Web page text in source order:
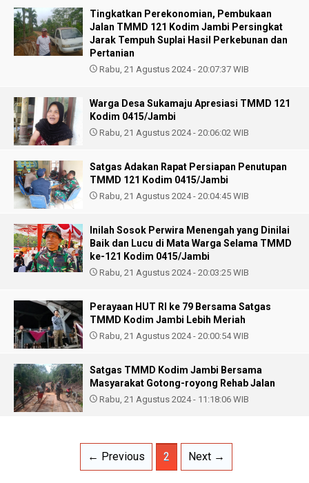
Tingkatkan Perekonomian, Pembukaan
Jalan TMMD 121 Kodim Jambi Persingkat
Jarak Tempuh Suplai Hasil Perkebunan dan
Pertanian
Rabu, 21 Agustus 2024 - 20:07:37 WIB
Warga Desa Sukamaju Apresiasi TMMD 121
Kodim 0415/Jambi
Rabu, 21 Agustus 2024 - 20:06:02 WIB
Satgas Adakan Rapat Persiapan Penutupan
TMMD 121 Kodim 0415/Jambi
Rabu, 21 Agustus 2024 - 20:04:45 WIB
Inilah Sosok Perwira Menengah yang Dinilai
Baik dan Lucu di Mata Warga Selama TMMD
ke-121 Kodim 0415/Jambi
Rabu, 21 Agustus 2024 - 20:03:25 WIB
Perayaan HUT RI ke 79 Bersama Satgas
TMMD Kodim Jambi Lebih Meriah
Rabu, 21 Agustus 2024 - 20:00:54 WIB
Satgas TMMD Kodim Jambi Bersama
Masyarakat Gotong-royong Rehab Jalan
Rabu, 21 Agustus 2024 - 11:18:06 WIB
← Previous 2 Next →